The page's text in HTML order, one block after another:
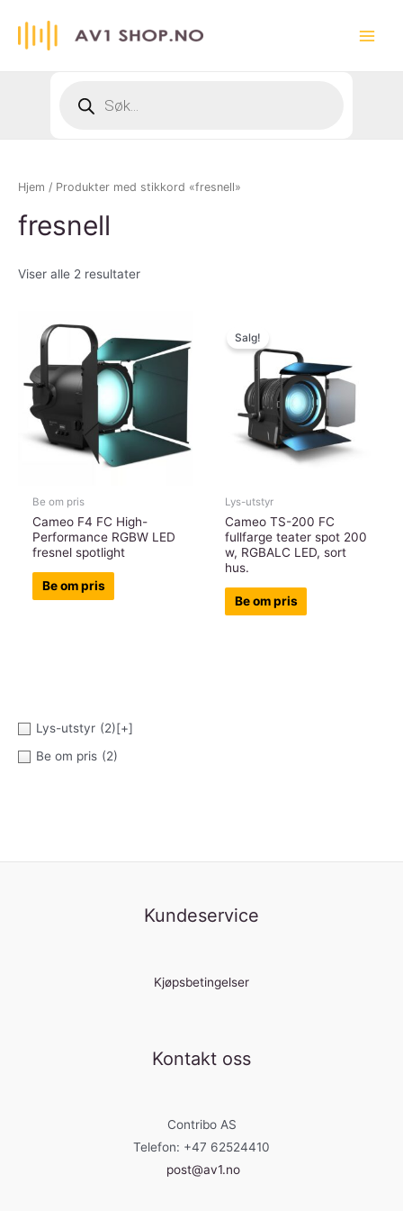
search
Lys-utstyr (2)[+]
Be om pris (2)
Hjem / Produkter med stikkord «fresnell»
fresnell
Viser alle 2 resultater
Be om pris
Cameo F4 FC High-
Performance RGBW LED
fresnel spotlight
Be om pris
Salg!
Lys-utstyr
Cameo TS-200 FC
fullfarge teater spot 200
w, RGBALC LED, sort
hus.
Be om pris
Kundeservice
Kjøpsbetingelser
Kontakt oss
Contribo AS
Telefon: +47 62524410
post@av1.no